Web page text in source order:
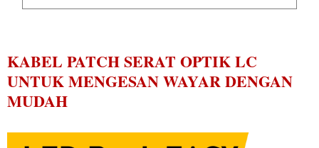
KABEL PATCH SERAT OPTIK LC
UNTUK MENGESAN WAYAR DENGAN
MUDAH